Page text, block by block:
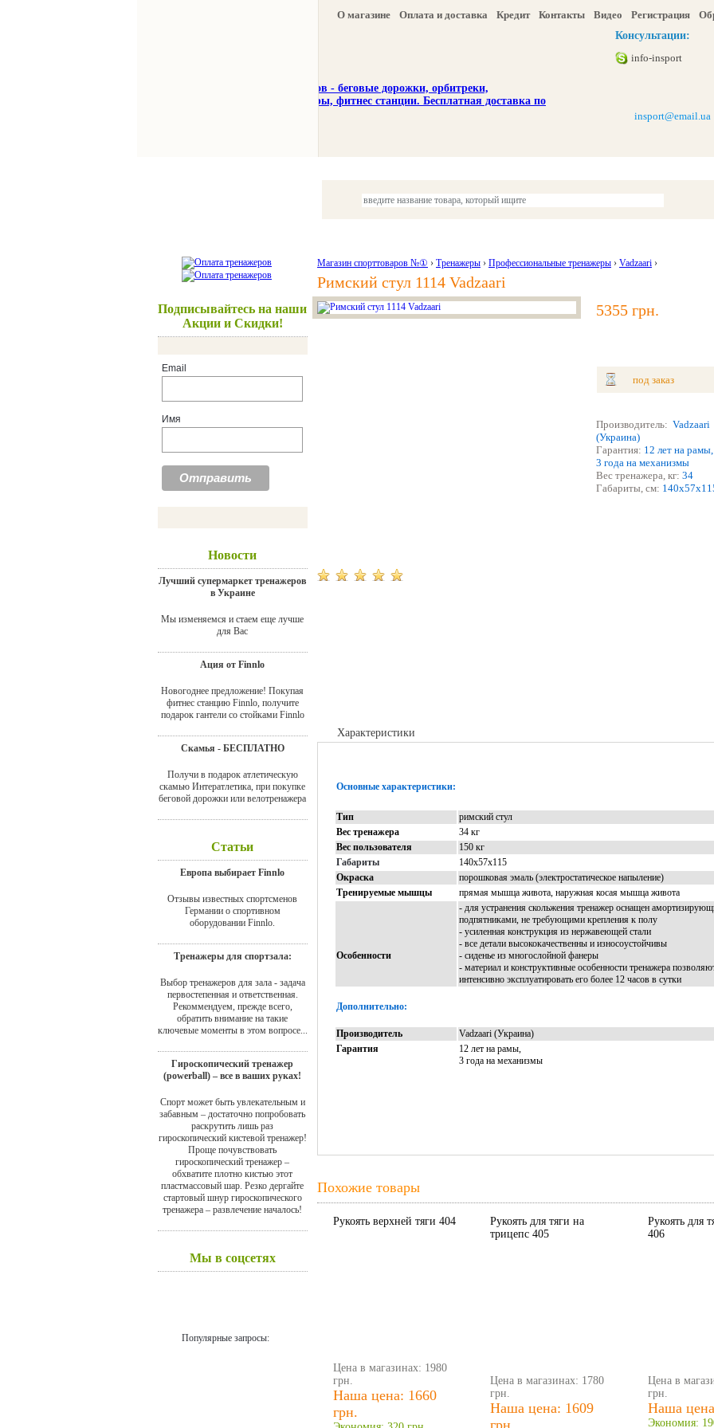
О магазине Оплата и доставка Кредит Контакты Видео Регистрация
Консультации:
info-insport
insport@email.ua
Подписывайтесь на наши
Акции и Скидки!
Email
Имя
Новости
Лучший супермаркет тренажеров
в Украине
Мы изменяемся и стаем еще лучше
для Вас
Ация от Finnlo
Новогоднее предложение! Покупая
фитнес станцию Finnlo, получите
подарок гантели со стойками Finnlo
Скамья - БЕСПЛАТНО
Получи в подарок атлетическую
скамью Интератлетика, при покупке
беговой дорожки или велотренажера
Статьи
Европа выбирает Finnlo
Отзывы известных спортсменов
Германии о спортивном
оборудовании Finnlo.
Тренажеры для спортзала:
Выбор тренажеров для зала - задача
первостепенная и ответственная.
Рекоммендуем, прежде всего,
обратить внимание на такие
ключевые моменты в этом вопросе...
Гироскопический тренажер
(powerball) – все в ваших руках!
Спорт может быть увлекательным и
забавным – достаточно попробовать
раскрутить лишь раз
гироскопический кистевой тренажер!
Проще почувствовать
гироскопический тренажер –
обхватите плотно кистью этот
пластмассовый шар. Резко дергайте
стартовый шнур гироскопического
тренажера – развлечение началось!
Мы в соцсетях
Популярные запросы:
Магазин спорттоваров №① › Тренажеры › Профессиональные тренажеры › Vadzaari ›
Римский стул 1114 Vadzaari
5355 грн.
под заказ
Производитель: Vadzaari
(Украина)
Гарантия: 12 лет на рамы,
3 года на механизмы
Вес тренажера, кг: 34
Габариты, см: 140х57х1
Характеристики
Основные характеристики:
Тип
римский стул
Вес тренажера
34 кг
Вес пользователя
150 кг
Габариты
140х57х115
Окраска
порошковая эмаль (электростатическое напыление)
Тренируемые мышцы
прямая мышца живота, наружная косая мышца живота
Особенности
- для устранения скольжения тренажер оснащен
подпятниками, не требующими крепления к полу
- усиленная конструкция из нержавеющей стали
- все детали высококачественны и износоустойчивы
- сиденье из многослойной фанеры
- материал и конструктивные особенности тренажера
интенсивно эксплуатировать его более 12 часов в сутки
Дополнительно:
Производитель
Vadzaari (Украина)
Гарантия
12 лет на рамы,
3 года на механизмы
Похожие товары
Рукоять верхней тяги 404
Цена в магазинах: 1980
грн.
Наша цена: 1660
грн.
Рукоять для тяги на
трицепс 405
Цена в магазинах: 1780
грн.
Наша цена: 1609
грн.
Рукоять для
406
Цена в
грн.
Наша
Экономия: